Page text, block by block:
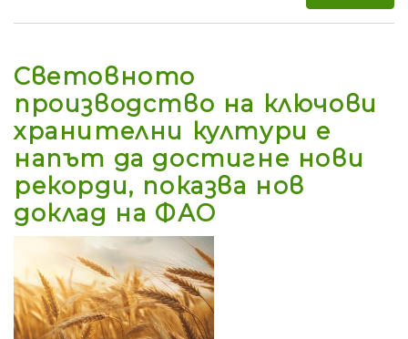
Световното
производство на ключови
хранителни култури е
напът да достигне нови
рекорди, показва нов
доклад на ФАО